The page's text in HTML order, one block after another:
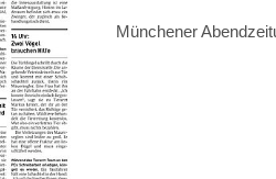
Münchener